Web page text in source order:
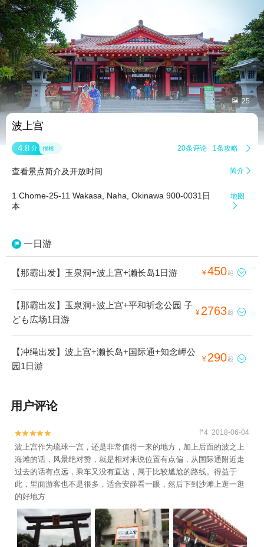
 25
波上宫
4.8 分 很棒 20条评论 1条攻略 
查看景点简介及开放时间 简介 
1 Chome-25-11 Wakasa, Naha, Okinawa 900-0031日
本
地图

一日游
【那霸出发】玉泉洞+波上宫+濑长岛1日游 ¥450起 
【那霸出发】玉泉洞+波上宫+平和祈念公园 子
ども広场1日游
¥ 2763起 
【冲绳出发】波上宫+濑长岛+国际通+知念岬公
园1日游
¥ 290起 
用户评论

 f*4 2018-06-04
波上宫作为琉球一宫，还是非常值得一来的地方，加上后面的波之上
海滩的话，风景绝对赞，就是相对来说位置有点偏，从国际通附近走
过去的话有点远，乘车又没有直达，属于比较尴尬的路线。得益于
此，里面游客也不是很多，适合安静看一眼，然后下到沙滩上逛一逛
的好地方
